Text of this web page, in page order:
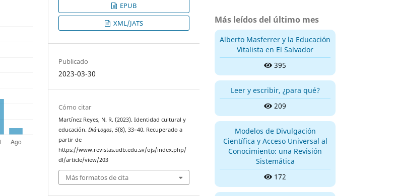
EPUB
XML/JATS
Publicado
2023-03-30
Cómo citar
Martínez Reyes, N. R. (2023). Identidad cultural y
educación.Diá-Logos,5(8), 33–40. Recuperado a
partir de
https://www.revistas.udb.edu.sv/ojs/index.php/
dl/article/view/203
Más formatos de cita
Más leídos del último mes
Alberto Masferrer y la Educación
Vitalista en El Salvador
395
Leer y escribir, ¿para qué?
209
Modelos de Divulgación
Científica y Acceso Universal al
Conocimiento: una Revisión
Sistemática
172